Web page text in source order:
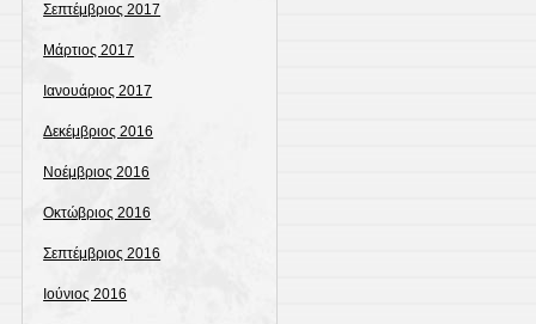
Σεπτέμβριος 2017
Μάρτιος 2017
Ιανουάριος 2017
Δεκέμβριος 2016
Νοέμβριος 2016
Οκτώβριος 2016
Σεπτέμβριος 2016
Ιούνιος 2016